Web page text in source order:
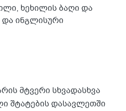
ხეხილის ბაღი და
ინგლისური
მტვერი სხვადასხვა
შტატების დასავლეთში